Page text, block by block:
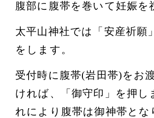
腹部に腹帯を巻いて妊娠を
太平山神社では「安産祈願
をします。
受付時に腹帯(岩田帯)をお
ければ、「御守印」を押し
れにより腹帯は御神帯とな